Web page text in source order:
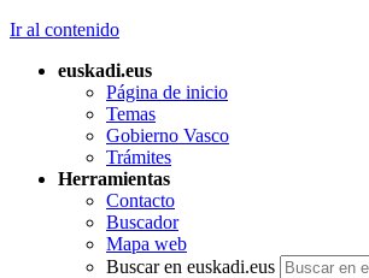
Ir al contenido
euskadi.eus
Página de inicio
Temas
Gobierno Vasco
Trámites
Herramientas
Contacto
Buscador
Mapa web
Buscar en euskadi.eus